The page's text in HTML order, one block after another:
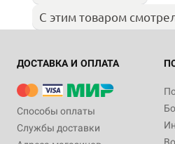
С этим товаром
ДОСТАВКА И ОПЛАТА
Способы оплаты
Службы доставки